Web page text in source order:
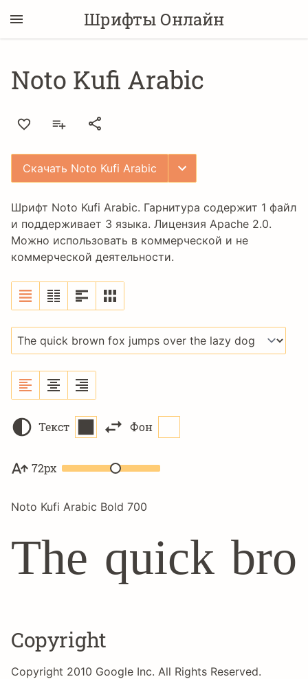
Шрифты Онлайн
Noto Kufi Arabic
Скачать Noto Kufi Arabic
Шрифт Noto Kufi Arabic. Гарнитура содержит 1 файл
и поддерживает 3 языка. Лицензия Apache 2.0.
Можно использовать в коммерческой и не
коммерческой деятельности.
Текст Фон
72px
Noto Kufi Arabic Bold 700
The quick
Copyright
Copyright 2010 Google Inc. All Rights Reserved.